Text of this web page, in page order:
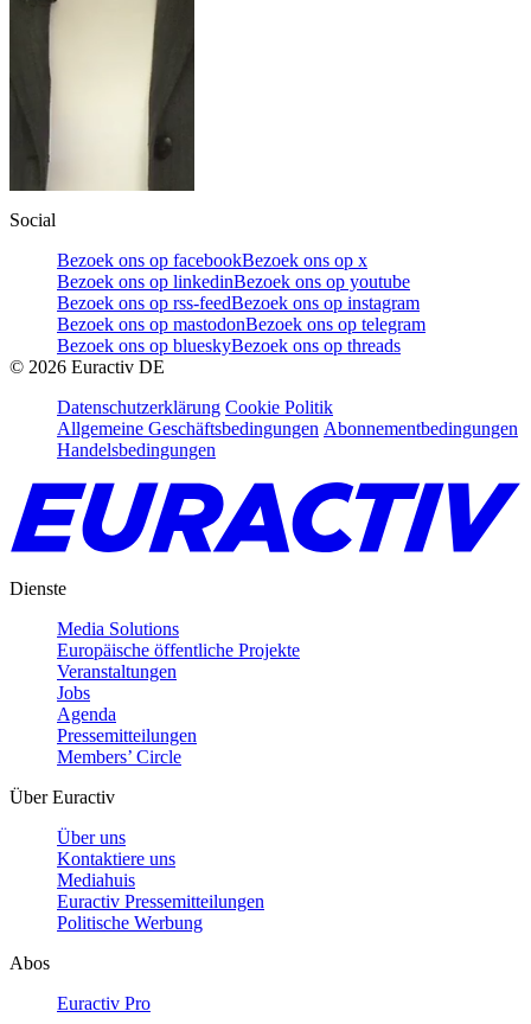
Social
Bezoek ons op facebookBezoek ons op x
Bezoek ons op linkedinBezoek ons op youtube
Bezoek ons op rss-feedBezoek ons op instagram
Bezoek ons op mastodonBezoek ons op telegram
Bezoek ons op blueskyBezoek ons op threads
© 2026 Euractiv DE
Datenschutzerklärung Cookie Politik
Allgemeine Geschäftsbedingungen Abonnementbedingungen
Handelsbedingungen
Dienste
Media Solutions
Europäische öffentliche Projekte
Veranstaltungen
Jobs
Agenda
Pressemitteilungen
Members’ Circle
Über Euractiv
Über uns
Kontaktiere uns
Mediahuis
Euractiv Pressemitteilungen
Politische Werbung
Abos
Euractiv Pro